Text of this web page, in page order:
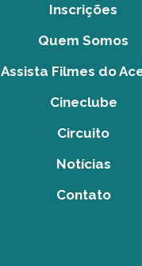
Inscrições
Quem Somos
Assista Filmes do
Cineclube
Circuito
Notícias
Contato